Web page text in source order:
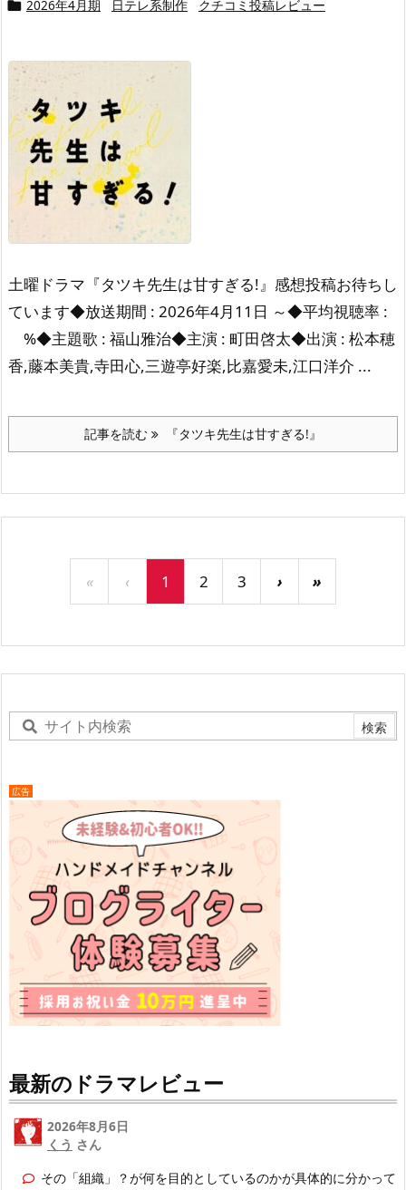
 2026年4月期 日テレ系制作 クチコミ投稿レビュー
土曜ドラマ『タツキ先生は甘すぎる!』感想投稿お待ちし
ています◆放送期間 : 2026年4月11日 ～◆平均視聴率 :
%◆主題歌 : 福山雅治◆主演 : 町田啓太◆出演 : 松本穂
香,藤本美貴,寺田心,三遊亭好楽,比嘉愛未,江口洋介 ...
記事を読む 『タツキ先生は甘すぎる!』
« ‹ 1 2 3 › »
広告
最新のドラマレビュー
2026年8月6日
くう さん
その「組織」？が何を目的としているのかが具体的に分かって